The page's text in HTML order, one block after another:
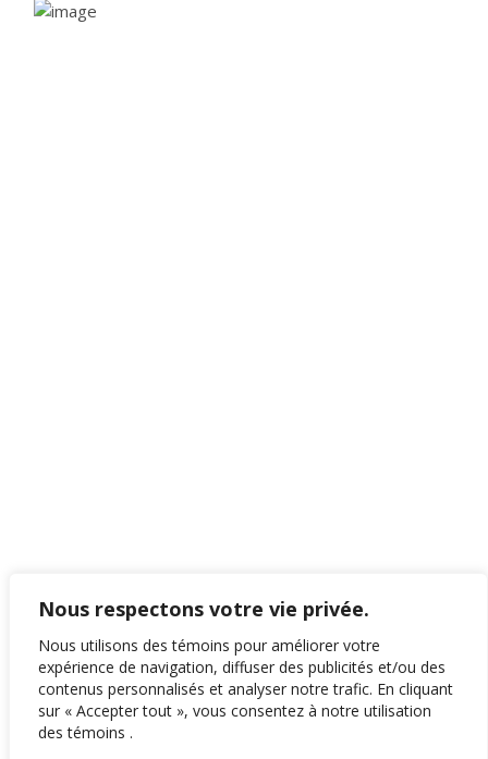
Nous respectons votre vie privée.
Nous utilisons des témoins pour améliorer votre
expérience de navigation, diffuser des publicités et/ou des
contenus personnalisés et analyser notre trafic. En cliquant
sur « Accepter tout », vous consentez à notre utilisation
des témoins .